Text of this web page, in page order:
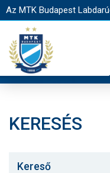
Az MTK Budapest
KERESÉS
Kereső